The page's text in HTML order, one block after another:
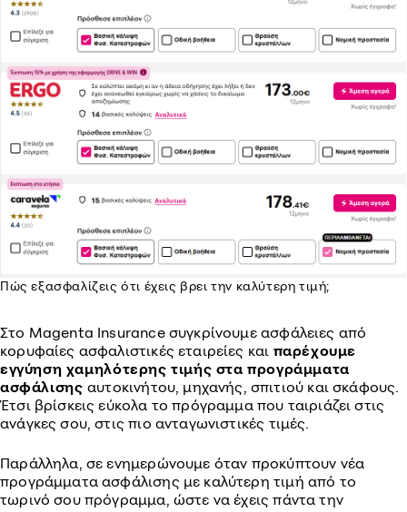
Πώς εξασφαλίζεις ότι έχεις βρει την καλύτερη τιμή;
Στο Magenta Insurance συγκρίνουμε ασφάλειες από
κορυφαίες ασφαλιστικές εταιρείες και παρέχουμε
εγγύηση χαμηλότερης τιμής στα προγράμματα
ασφάλισηςαυτοκινήτου, μηχανής, σπιτιού και σκάφους.
Έτσι βρίσκεις εύκολα το πρόγραμμα που ταιριάζει στις
ανάγκες σου, στις πιο ανταγωνιστικές τιμές.
Παράλληλα, σε ενημερώνουμε όταν προκύπτουν νέα
προγράμματα ασφάλισης με καλύτερη τιμή από το
τωρινό σου πρόγραμμα, ώστε να έχεις πάντα την